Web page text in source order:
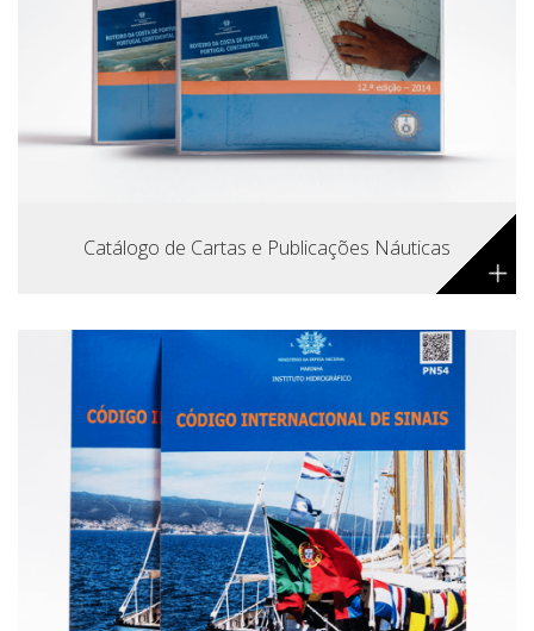
Catálogo de Cartas e Publicações Náuticas +